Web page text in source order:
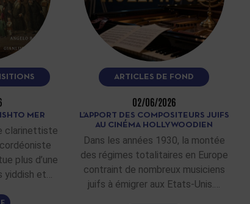
MER
clarinettiste
plus d’une
yiddish et…
ARTICLES DE FOND
02/06/2026
L’APPORT DES COMPOSITEURS JUIFS
AU CINÉMA HOLLYWOODIEN
Dans les années 1930, la montée
des régimes totalitaires en Europe
contraint de nombreux musiciens
juifs à émigrer aux Etats-Unis.…